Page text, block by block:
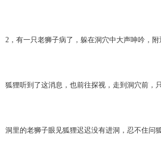
2，有一只老狮子病了，躲在洞穴中大声呻吟，
狐狸听到了这消息，也前往探视，走到洞穴前，
洞里的老狮子眼见狐狸迟迟没有进洞，忍不住问